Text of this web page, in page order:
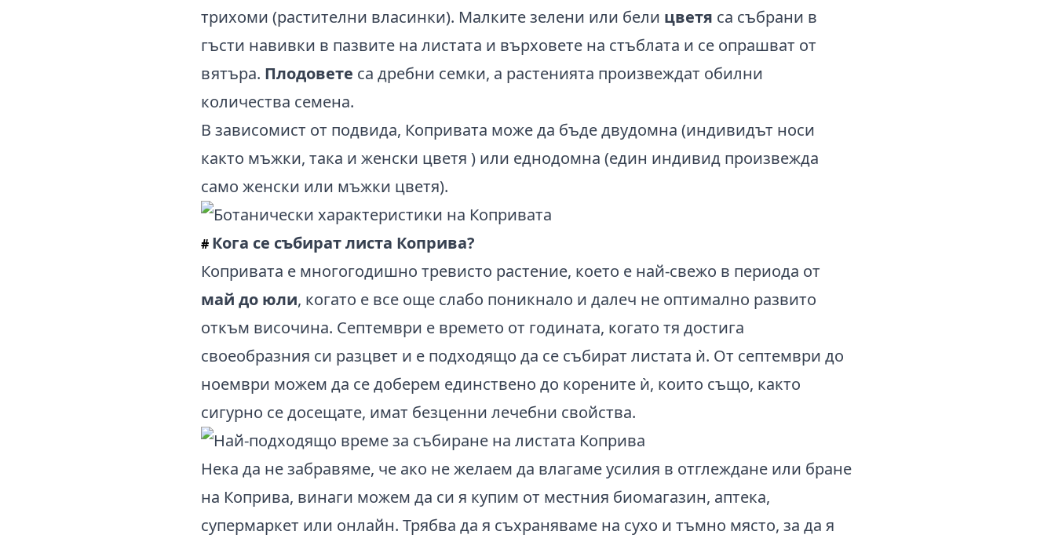
трихоми (растителни власинки). Малките зелени или бели цветя са събрани в
гъсти навивки в пазвите на листата и върховете на стъблата и се опрашват от
вятъра. Плодовете са дребни семки, а растенията произвеждат обилни
количества семена.
В зависомист от подвида, Копривата може да бъде двудомна (индивидът носи
както мъжки, така и женски цветя ) или еднодомна (един индивид произвежда
само женски или мъжки цветя).
# Кога се събират листа Коприва?
Копривата е многогодишно тревисто растение, което е най-свежо в периода от
май до юли, когато е все още слабо поникнало и далеч не оптимално развито
откъм височина. Септември е времето от годината, когато тя достига
своеобразния си разцвет и е подходящо да се събират листата ѝ. От септември до
ноември можем да се доберем единствено до корените ѝ, които също, както
сигурно се досещате, имат безценни лечебни свойства.
Нека да не забравяме, че ако не желаем да влагаме усилия в отглеждане или бране
на Коприва, винаги можем да си я купим от местния биомагазин, аптека,
супермаркет или онлайн. Трябва да я съхраняваме на сухо и тъмно място, за да я